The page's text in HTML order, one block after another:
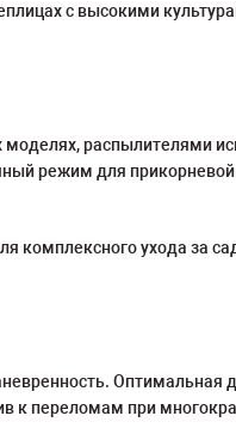
с высокими
распылителями
режим для
комплексного ухода за
к переломам при